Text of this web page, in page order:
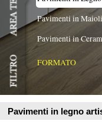
FORMATO
Pavimenti in legno artistici